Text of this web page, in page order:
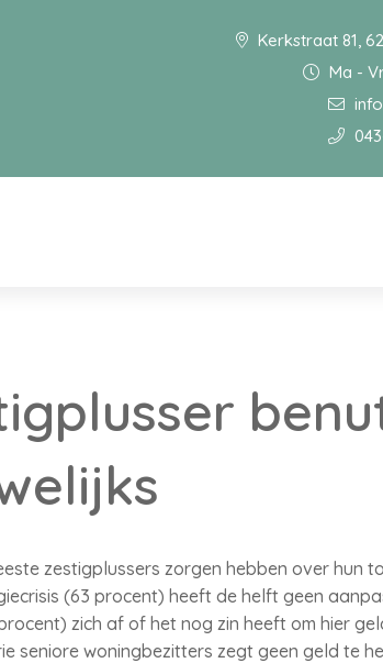
Kerkstraat 81,
Ma -
zestigplussers zorgen hebben over
(63 procent) heeft de helft geen
zich af of het nog zin heeft om hier
seniore woningbezitters zegt geen geld te